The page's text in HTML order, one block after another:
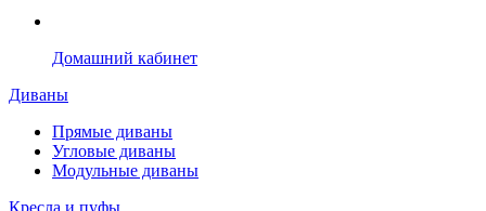
Домашний кабинет
Диваны
Прямые диваны
Угловые диваны
Модульные диваны
Кресла и пуфы